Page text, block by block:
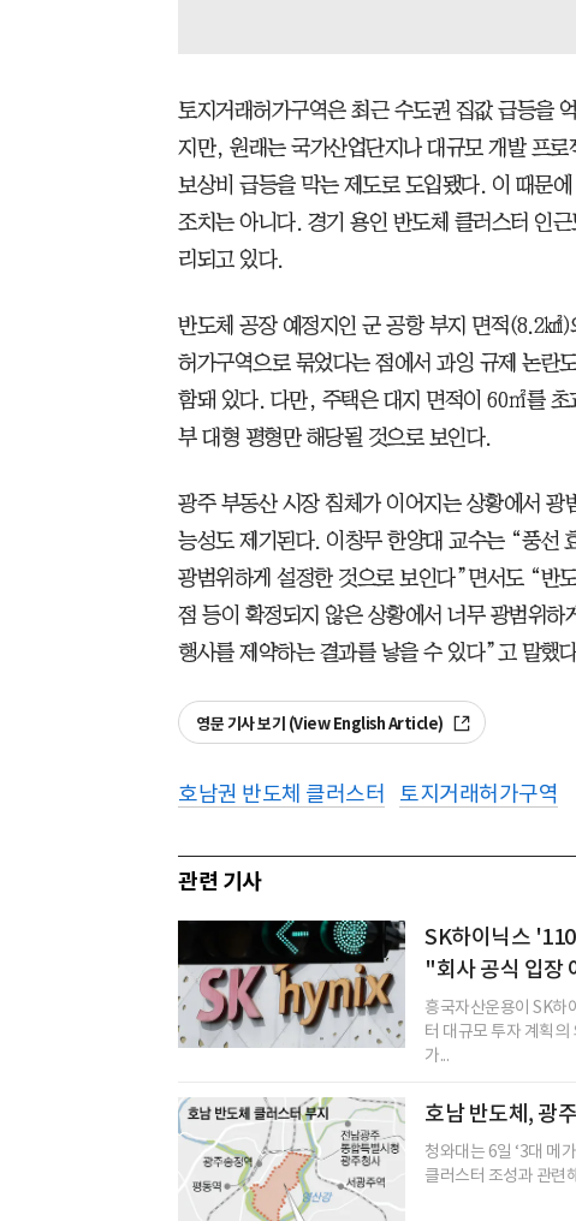
토지거래허가구역은 최근 수도권 집값 급등을
지만, 원래는 국가산업단지나 대규모 개발 프로
보상비 급등을 막는 제도로 도입됐다. 이 때문
조치는 아니다. 경기 용인 반도체 클러스터 인
리되고 있다.
반도체 공장 예정지인 군 공항 부지 면적(8.2㎢
허가구역으로 묶었다는 점에서 과잉 규제 논란
함돼 있다. 다만, 주택은 대지 면적이 60㎡를
부 대형 평형만 해당될 것으로 보인다.
광주 부동산 시장 침체가 이어지는 상황에서
능성도 제기된다. 이창무 한양대 교수는 “풍선
광범위하게 설정한 것으로 보인다”면서도 “반
점 등이 확정되지 않은 상황에서 너무 광범위
행사를 제약하는 결과를 낳을 수 있다”고 말했
영문 기사 보기 (View English Article)
호남권 반도체 클러스터 토지거래허가구역
관련 기사
SK하이닉스
"회사 공식 입장
흥국자산운용이 SK하
터 대규모 투자 계획
가...
호남 반도체, 광
청와대는 6일 ‘3대 메
클러스터 조성과 관련